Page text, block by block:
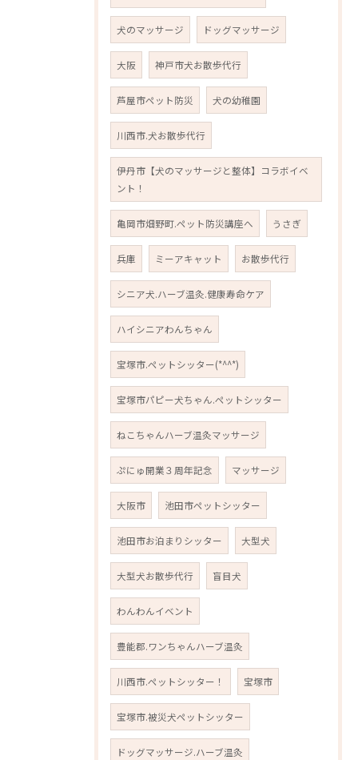
犬のマッサージ ドッグマッサージ
大阪 神戸市犬お散歩代行
芦屋市ペット防災 犬の幼稚園
川西市.犬お散歩代行
伊丹市【犬のマッサージと整体】コラボイベ
ント！
亀岡市畑野町.ペット防災講座へ うさぎ
兵庫 ミーアキャット お散歩代行
シニア犬.ハーブ温灸.健康寿命ケア
ハイシニアわんちゃん
宝塚市.ペットシッター(*^^*)
宝塚市パピー犬ちゃん.ペットシッター
ねこちゃんハーブ温灸マッサージ
ぷにゅ開業３周年記念 マッサージ
大阪市 池田市ペットシッター
池田市お泊まりシッター 大型犬
大型犬お散歩代行 盲目犬
わんわんイベント
豊能郡.ワンちゃんハーブ温灸
川西市.ペットシッター！ 宝塚市
宝塚市.被災犬ペットシッター
ドッグマッサージ.ハーブ温灸